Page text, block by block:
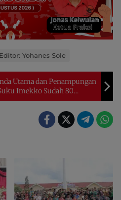
Editor: Yohanes Sole
Utama dan Penampungan
Imekko Sudah 80